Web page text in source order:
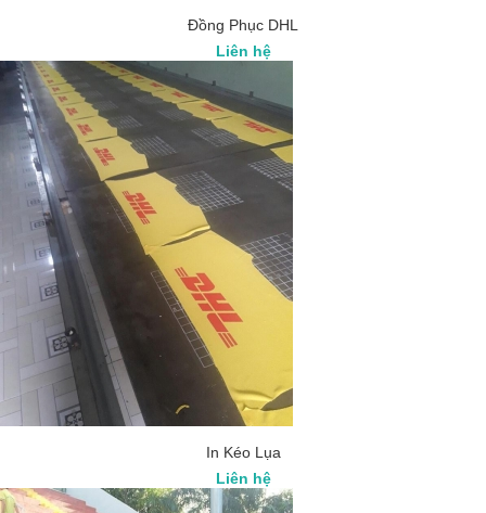
Đồng Phục DHL
Liên hệ
In Kéo Lụa
Liên hệ